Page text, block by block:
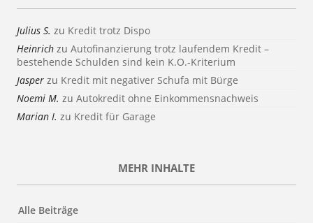
Julius S. zu Kredit trotz Dispo
Heinrich zu Autofinanzierung trotz laufendem Kredit –
bestehende Schulden sind kein K.O.-Kriterium
Jasper zu Kredit mit negativer Schufa mit Bürge
Noemi M. zu Autokredit ohne Einkommensnachweis
Marian I. zu Kredit für Garage
MEHR INHALTE
Alle Beiträge